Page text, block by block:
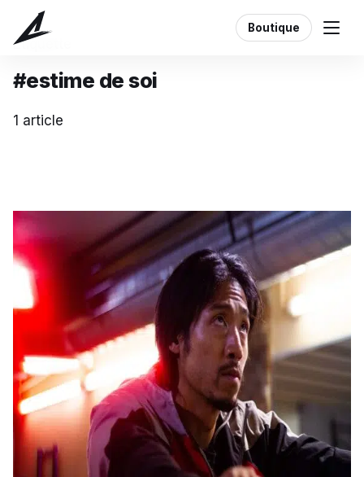
Boutique
Étiquette
#estime de soi
1 article